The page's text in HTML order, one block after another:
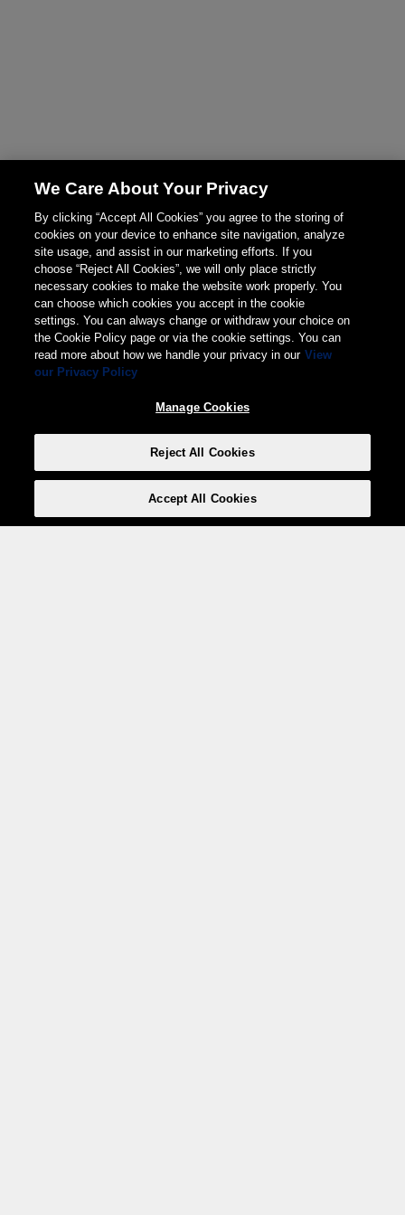
We Care About Your Privacy
By clicking “Accept All Cookies” you agree to the storing of
cookies on your device to enhance site navigation, analyze
site usage, and assist in our marketing efforts. If you
choose “Reject All Cookies”, we will only place strictly
necessary cookies to make the website work properly. You
can choose which cookies you accept in the cookie
settings. You can always change or withdraw your choice on
the Cookie Policy page or via the cookie settings. You can
read more about how we handle your privacy in our View
our Privacy Policy
Manage Cookies
Reject All Cookies
Accept All Cookies